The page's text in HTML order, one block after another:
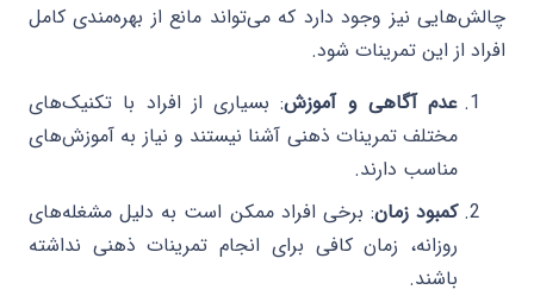
چالش‌هایی نیز وجود دارد که می‌تواند مانع از بهره‌مندی کامل
افراد از این تمرینات شود.
عدم آگاهی و آموزش: بسیاری از افراد با تکنیک‌های
مختلف تمرینات ذهنی آشنا نیستند و نیاز به آموزش‌های
مناسب دارند.
کمبود زمان: برخی افراد ممکن است به دلیل مشغله‌های
روزانه، زمان کافی برای انجام تمرینات ذهنی نداشته
باشند.